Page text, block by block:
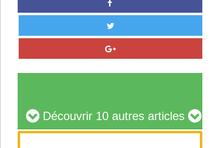
Découvrir 10 autres articles